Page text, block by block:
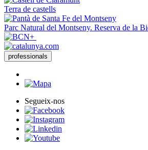
Terra de castells
Parc Natural del Montseny. Reserva de la
professionals
Segueix-nos